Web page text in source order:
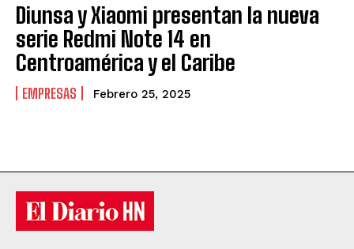
Diunsa y Xiaomi presentan la nueva
serie Redmi Note 14 en
Centroamérica y el Caribe
EMPRESAS Febrero 25, 2025